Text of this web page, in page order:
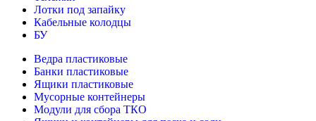
Лотки под запайку
Кабельные колодцы
БУ
Ведра пластиковые
Банки пластиковые
Ящики пластиковые
Мусорные контейнеры
Модули для сбора ТКО